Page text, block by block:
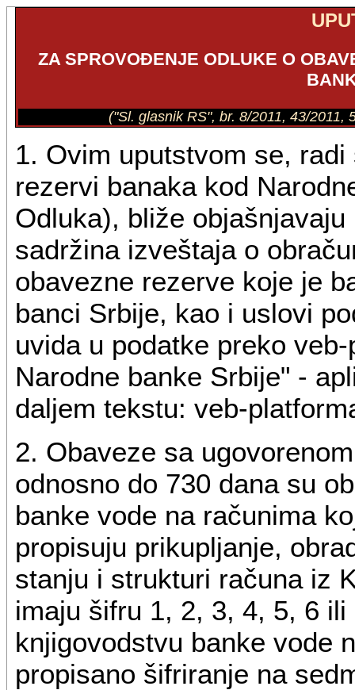
ZA SPROVOĐENJE ODLUKE O
("Sl. glasnik RS", br. 8/2011, 43/2011,
1. Ovim uputstvom se,
rezervi banaka kod
Odluka), bliže
sadržina izveštaja o
obavezne rezerve koje je
banci Srbije, kao i uslovi
uvida u podatke preko
Narodne banke Srbije" -
daljem tekstu: veb-
2. Obaveze sa
odnosno do 730 dana su
banke vode na računima
propisuju prikupljanje,
stanju i strukturi računa iz
imaju šifru 1, 2, 3, 4, 5, 6
knjigovodstvu banke vode
propisano šifriranje na